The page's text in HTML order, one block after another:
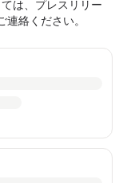
は、プレスリリー
絡ください。